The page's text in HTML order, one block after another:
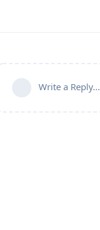
Write a Reply...